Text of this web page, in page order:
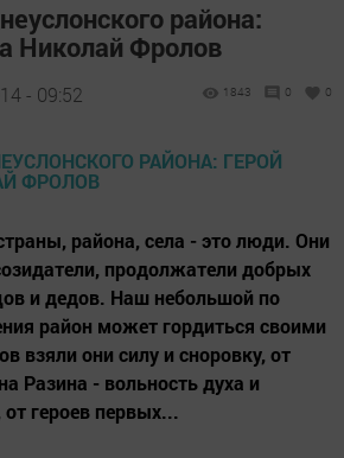
района:
Николай Фролов
- 09:52 1843 0 0
района, села - это люди. Они
продолжатели добрых
и дедов. Наш небольшой по
район может гордиться своими
взяли они силу и сноровку, от
Разина - вольность духа и
героев первых...